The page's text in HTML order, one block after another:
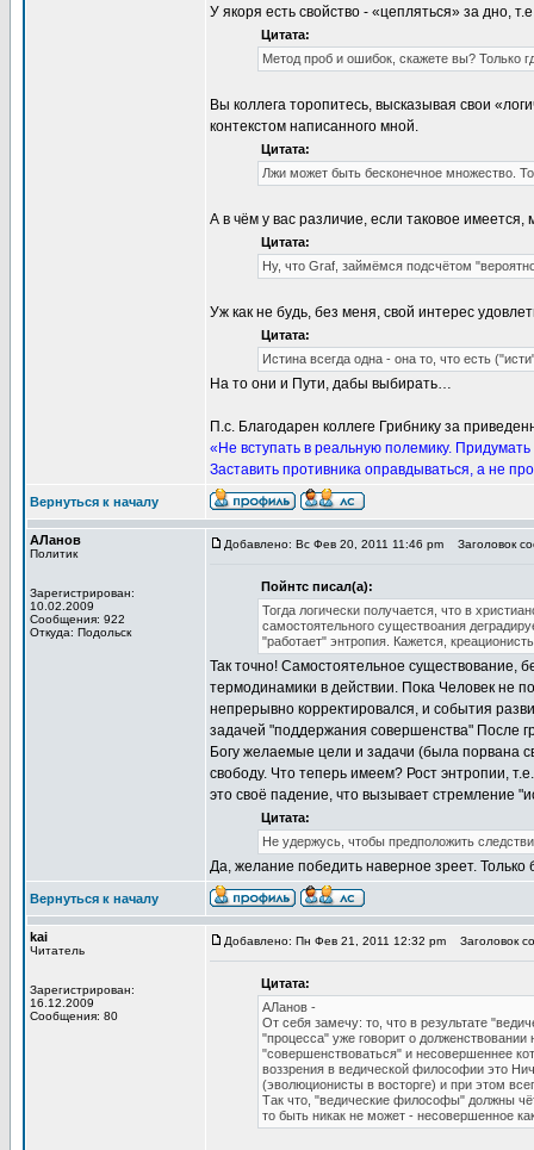
У якоря есть свойство - «цепляться» за дно,
Цитата:
Метод проб и ошибок, скажете вы? Только
Вы коллега торопитесь, высказывая свои
контекстом написанного мной.
Цитата:
Лжи может быть бесконечное множество.
А в чём у вас различие, если таковое
Цитата:
Ну, что Graf, займёмся подсчётом
Уж как не будь, без меня, свой интерес
Цитата:
Истина всегда одна - она то, что есть
На то они и Пути, дабы выбирать…
П.с. Благодарен коллеге Грибнику за
«Не вступать в реальную полемику.
Заставить противника оправдываться, а не
Вернуться к началу
АЛанов
Политик
Зарегистрирован:
10.02.2009
Сообщения: 922
Откуда: Подольск
Добавлено: Вс Фев 20, 2011 11:46 pm Заголовок
Пойнтс писал(а):
Тогда логически получается, что в
самостоятельного существоания
"работает" энтропия. Кажется,
Так точно! Самостоятельное существование,
термодинамики в действии. Пока Человек не
непрерывно корректировался, и события
задачей "поддержания совершенства" После
Богу желаемые цели и задачи (была порвана
свободу. Что теперь имеем? Рост энтропии,
это своё падение, что вызывает стремление
Цитата:
Не удержусь, чтобы предположить
Да, желание победить наверное зреет.
Вернуться к началу
kai
Читатель
Зарегистрирован:
16.12.2009
Сообщения: 80
Добавлено: Пн Фев 21, 2011 12:32 pm Заголовок
Цитата:
АЛанов -
От себя замечу: то, что в результате
"процесса" уже говорит о
"совершенствоваться" и несовершеннее
воззрения в ведической философии это
(эволюционисты в восторге) и при этом
Так что, "ведические философы" должны
то быть никак не может - несовершенное